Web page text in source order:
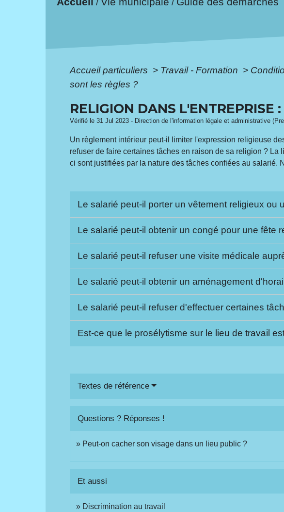
/ /
Accueil particuliers > Travail - Formation >
sont les règles ?
RELIGION DANS L'ENTREPRISE
Vérifié le 31 Jul 2023 - Direction de l'information légale et administrative
Un règlement intérieur peut-il limiter l'expression religieuse
refuser de faire certaines tâches en raison de sa religion ?
ci sont justifiées par la nature des tâches confiées au salarié.
Le salarié peut-il porter un vêtement religieux ou
Le salarié peut-il obtenir un congé pour une fête
Le salarié peut-il refuser une visite médicale
Le salarié peut-il obtenir un aménagement
Le salarié peut-il refuser d'effectuer certaines
Est-ce que le prosélytisme sur le lieu de travail
Textes de référence
Questions ? Réponses !
Peut-on cacher son visage dans un lieu public ?
Et aussi
Discrimination au travail